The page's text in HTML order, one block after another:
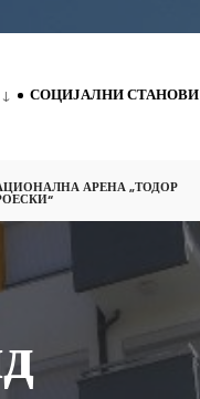
СОЦИЈАЛНИ СТАНОВИ
АРЕНА „ТОДОР